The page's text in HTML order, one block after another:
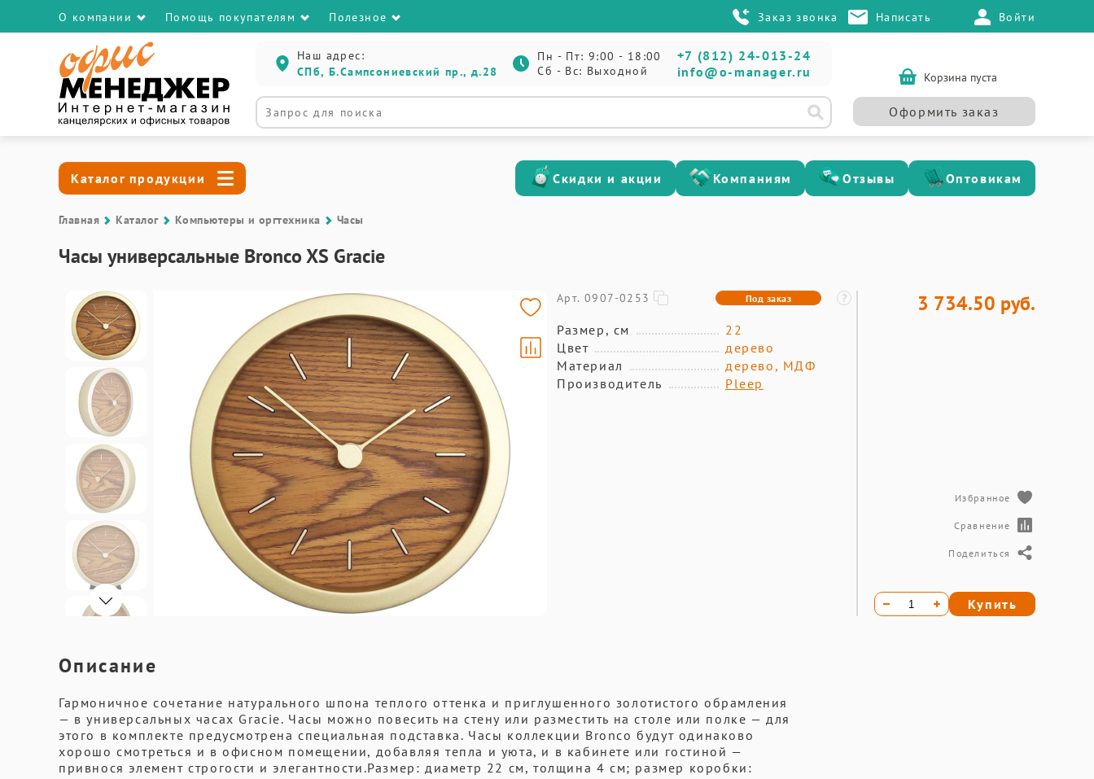
О компании Помощь покупателям Полезное Заказ звонка Написать Войти
Наш адрес:
СПб, Б.Сампсониевский пр., д.28
Пн - Пт: 9:00 - 18:00
Сб - Вс: Выходной
+7 (812) 24-013-24
info@o-manager.ru
Корзина пуста
Оформить заказ
Каталог продукции Скидки и акции Компаниям Отзывы Оптовикам
Главная Каталог Компьютеры и оргтехника Часы
Часы универсальные Bronco XS Gracie
Арт. 0907-0253 Под заказ
Размер, см
22
Цвет
дерево
Материал
дерево, МДФ
Производитель
Pleep
Описание
Гармоничное сочетание натурального шпона теплого оттенка и приглушенного золотистого обрамления
— в универсальных часах Gracie. Часы можно повесить на стену или разместить на столе или полке — для
этого в комплекте предусмотрена специальная подставка. Часы коллекции Bronco будут одинаково
хорошо смотреться и в офисном помещении, добавляя тепла и уюта, и в кабинете или гостиной —
привнося элемент строгости и элегантности.Размер: диаметр 22 см, толщина 4 см; размер коробки:
3 734.50 руб.
Избранное
Сравнение
Поделиться
Купить